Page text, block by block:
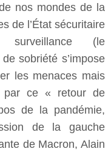
nos mondes de la
de l’État sécuritaire
(le
sobriété s’impose
les menaces mais
par ce « retour de
de la pandémie,
de la gauche
de Macron, Alain